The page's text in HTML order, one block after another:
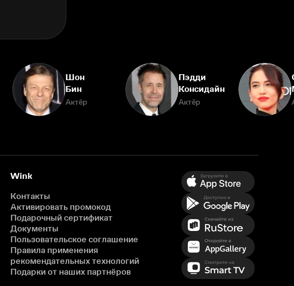
Шон
Бин
Актёр
Пэдди
Консидайн
Актёр
Wink
Контакты
Активировать промокод
Подарочный сертификат
Документы
Пользовательское соглашение
Правила применения
рекомендательных технологий
Подарки от наших партнёров